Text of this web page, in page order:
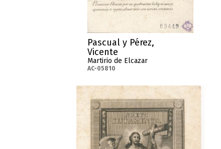
Pascual y Pérez,
Vicente
Martirio de Elcazar
AC-05810